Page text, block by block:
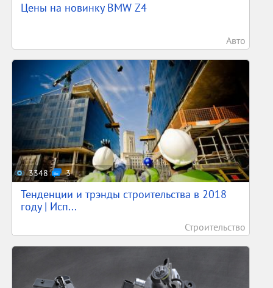
Цены на новинку BMW Z4
Авто
3348 3
Тенденции и трэнды строительства в 2018
году | Исп...
Строительство